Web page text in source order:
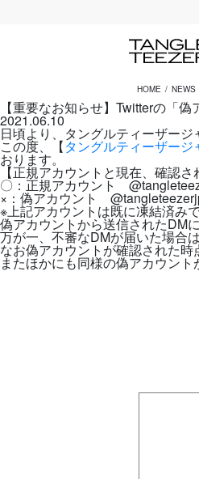
HOME NEWS
【重要なお知らせ】Twitterの「
2021.06.10
日頃より、タングルティーザージ
この度、【タングルティーザージ
おります。
【正規アカウントと現在、確認さ
〇：正規アカウント
×：偽アカウント
※上記アカウントは既に凍結済み
偽アカウントから送信されたDM
万が一、不審なDMが届いた場合
なお偽アカウントが確認された時
またほかにも同様の偽アカウン